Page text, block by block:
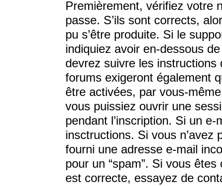
Premièrement, vérifiez votre
passe. S’ils sont corrects,
pu s’être produite. Si le
indiquiez avoir en-dessous
devrez suivre les
forums exigeront également
être activées, par vous-
vous puissiez ouvrir une
pendant l’inscription. Si un
insctructions. Si vous n’avez
fourni une adresse e-mail
pour un “spam”. Si vous
est correcte, essayez de